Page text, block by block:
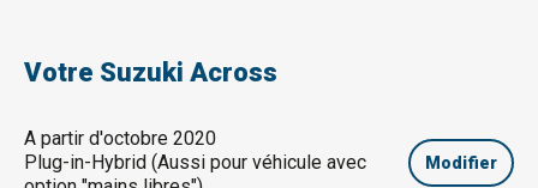
Votre Suzuki Across
A partir d'octobre 2020
Plug-in-Hybrid (Aussi pour véhicule avec
Modifier